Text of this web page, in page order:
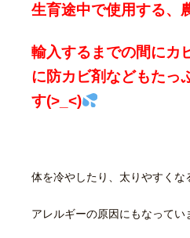
生育途中で使用する、
輸入するまでの間にカ
に防カビ剤などもたっ
す(>_<)
体を冷やしたり、太りやすくな
アレルギーの原因にもなってい